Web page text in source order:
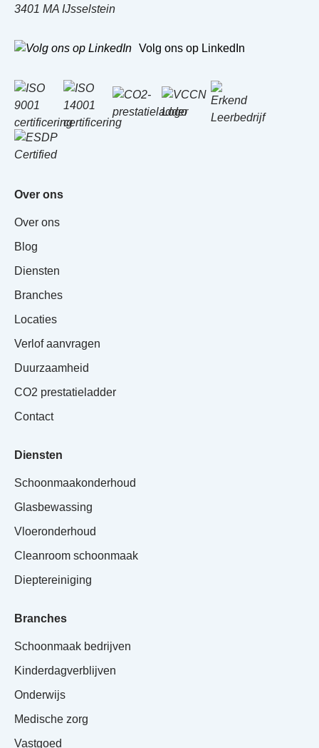
3401 MA IJsselstein
Volg ons op LinkedIn
Over ons
Over ons
Blog
Diensten
Branches
Locaties
Verlof aanvragen
Duurzaamheid
CO2 prestatieladder
Contact
Diensten
Schoonmaakonderhoud
Glasbewassing
Vloeronderhoud
Cleanroom schoonmaak
Dieptereiniging
Branches
Schoonmaak bedrijven
Kinderdagverblijven
Onderwijs
Medische zorg
Vastgoed